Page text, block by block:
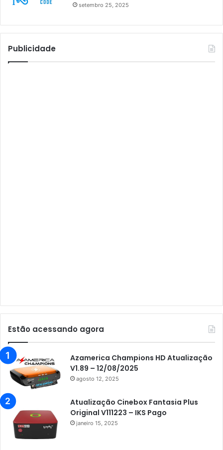
Athomics S3
Athomics T3
Atto
AttoNet
Audisat K10 Urus
Audisat K20 Huracan
Audisat K30 Aventador
Azamerica
Azamerica Beats
Azamerica Champions
Azamerica Champions IPTV
setembro 25, 2025
Publicidade
Estão acessando agora
Azamerica Champions HD Atualização
V1.89 – 12/08/2025
agosto 12, 2025
Atualização Cinebox Fantasia Plus
Original V111223 – IKS Pago
janeiro 15, 2025